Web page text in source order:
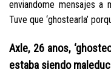
enviandome mensajes a
Tuve que ‘ghostearla’
Axle, 26 anos,
estaba siendo